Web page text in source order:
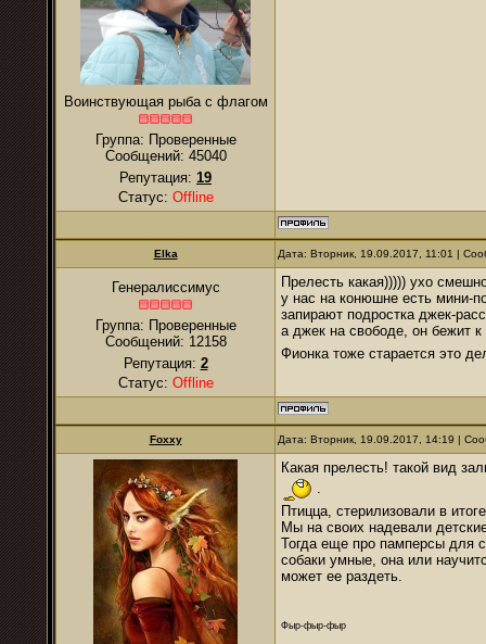
Воинствующая рыба с флагом
Группа: Проверенные
Сообщений: 45040
Репутация: 19
Статус: Offline
Elka Дата: Вторник, 19.09.2017, 11:01 |
Генералиссимус
Группа: Проверенные
Сообщений: 12158
Репутация: 2
Статус: Offline
Прелесть какая))))) ухо
у нас на конюшне есть мини-
запирают подростка джек-
а джек на свободе, он бежит
Фионка тоже старается это
Foxxy Дата: Вторник, 19.09.2017, 14:19 |
Какая прелесть! такой вид
.
Птицца, стерилизовали в
Мы на своих надевали
Тогда еще про памперсы для
собаки умные, она или
может ее раздеть.
Фыр-фыр-фыр